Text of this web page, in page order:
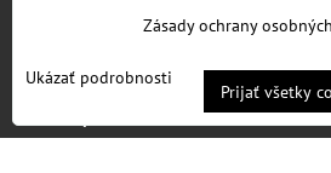
NEVÁHAJTE NÁS
OFFICE:
Konateľ spoločnosti:
Juraj Majerník
Zásady ochrany
Ukázať podrobnosti
Prijať všetky